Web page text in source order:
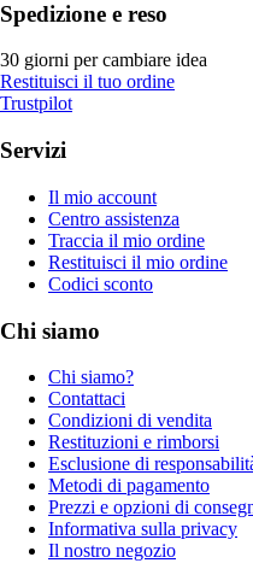
Spedizione e reso
30 giorni per cambiare idea
Restituisci il tuo ordine
Trustpilot
Servizi
Il mio account
Centro assistenza
Traccia il mio ordine
Restituisci il mio ordine
Codici sconto
Chi siamo
Chi siamo?
Contattaci
Condizioni di vendita
Restituzioni e rimborsi
Esclusione di
Metodi di pagamento
Prezzi e opzioni di
Informativa sulla privacy
Il nostro negozio